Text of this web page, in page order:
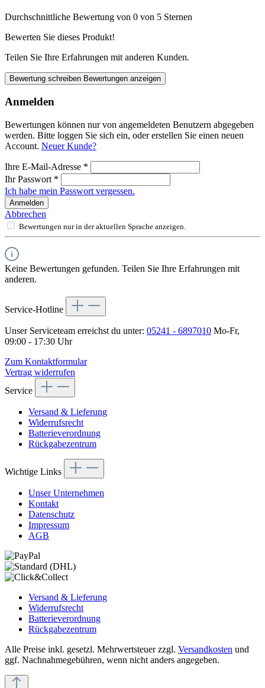
Durchschnittliche Bewertung von 0 von 5 Sternen
Bewerten Sie dieses Produkt!
Teilen Sie Ihre Erfahrungen mit anderen Kunden.
Bewertung schreiben Bewertungen anzeigen
Anmelden
Bewertungen können nur von angemeldeten Benutzern abgegeben
werden. Bitte loggen Sie sich ein, oder erstellen Sie einen neuen
Account. Neuer Kunde?
Ihre E-Mail-Adresse *
Ihr Passwort *
Ich habe mein Passwort vergessen.
Anmelden
Abbrechen
Bewertungen nur in der aktuellen Sprache anzeigen.
Keine Bewertungen gefunden. Teilen Sie Ihre Erfahrungen mit
anderen.
Service-Hotline
Unser Serviceteam erreichst du unter: 05241 - 6897010 Mo-Fr,
09:00 - 17:30 Uhr
Zum Kontaktformular
Vertrag widerrufen
Service
Versand & Lieferung
Widerrufsrecht
Batterieverordnung
Rückgabezentrum
Wichtige Links
Unser Unternehmen
Kontakt
Datenschutz
Impressum
AGB
Versand & Lieferung
Widerrufsrecht
Batterieverordnung
Rückgabezentrum
Alle Preise inkl. gesetzl. Mehrwertsteuer zzgl. Versandkosten und
ggf. Nachnahmegebühren, wenn nicht anders angegeben.